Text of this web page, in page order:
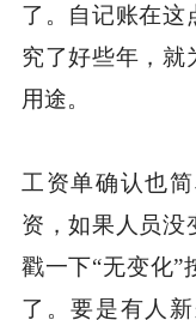
了。自记账在这
究了好些年，就
用途。
工资单确认也
资，如果人员没
戳一下“无变化”
了。要是有人